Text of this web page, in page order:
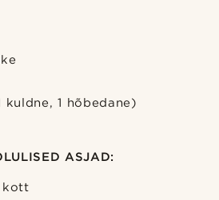
1 hõbedane)
ASJAD:
kott